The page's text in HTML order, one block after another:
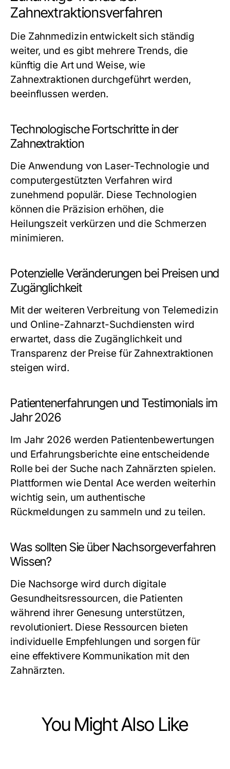
Zahnextraktionsverfahren
Die Zahnmedizin entwickelt sich ständig
weiter, und es gibt mehrere Trends, die
künftig die Art und Weise, wie
Zahnextraktionen durchgeführt werden,
beeinflussen werden.
Technologische Fortschritte in der
Zahnextraktion
Die Anwendung von Laser-Technologie und
computergestützten Verfahren wird
zunehmend populär. Diese Technologien
können die Präzision erhöhen, die
Heilungszeit verkürzen und die Schmerzen
minimieren.
Potenzielle Veränderungen bei Preisen und
Zugänglichkeit
Mit der weiteren Verbreitung von Telemedizin
und Online-Zahnarzt-Suchdiensten wird
erwartet, dass die Zugänglichkeit und
Transparenz der Preise für Zahnextraktionen
steigen wird.
Patientenerfahrungen und Testimonials im
Jahr 2026
Im Jahr 2026 werden Patientenbewertungen
und Erfahrungsberichte eine entscheidende
Rolle bei der Suche nach Zahnärzten spielen.
Plattformen wie Dental Ace werden weiterhin
wichtig sein, um authentische
Rückmeldungen zu sammeln und zu teilen.
Was sollten Sie über Nachsorgeverfahren
Wissen?
Die Nachsorge wird durch digitale
Gesundheitsressourcen, die Patienten
während ihrer Genesung unterstützen,
revolutioniert. Diese Ressourcen bieten
individuelle Empfehlungen und sorgen für
eine effektivere Kommunikation mit den
Zahnärzten.
You Might Also Like